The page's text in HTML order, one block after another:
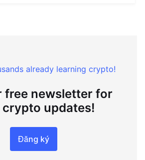
already learning crypto!
free newsletter for
crypto updates!
Đăng ký